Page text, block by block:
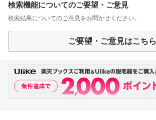
検索機能についてのご要望・ご意見
検索結果についてのご意見をお聞かせください。
ご要望・ご意見はこちら